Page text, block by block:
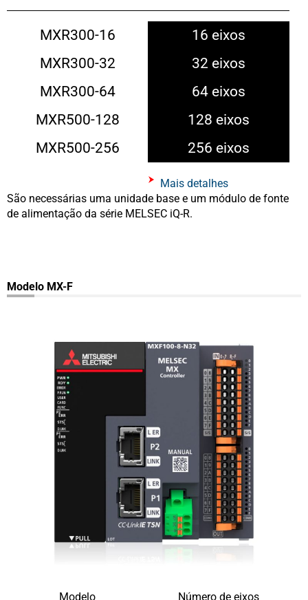
MXR300-16
MXR300-32
MXR300-64
MXR500-128
MXR500-256
16 eixos
32 eixos
64 eixos
128 eixos
256 eixos
Mais detalhes
São necessárias uma unidade base e um módulo de fonte
de alimentação da série MELSEC iQ-R.
Modelo MX-F
Modelo Número de eixos